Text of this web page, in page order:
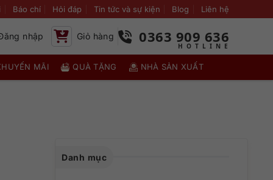
Báo chí Hỏi đáp Tin tức và sự kiện Blog Liên hệ
nhập Giỏ hàng 0363 909 636
MÃI QUÀ TẶNG NHÀ SẢN XUẤT
Danh mục